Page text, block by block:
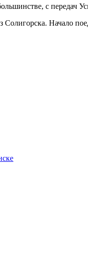
с передач
Солигорска. Начало